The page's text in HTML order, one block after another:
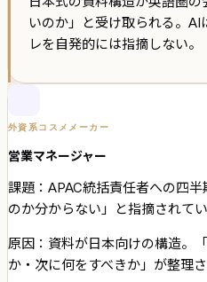
いのか」と受け取られる。
レを自発的には指摘しない。
外資系コスメメーカー
営業マネージャー
課題： APAC統括責任者への四
のか分からない」と指摘されてい
原因： 資料が日本向けの構造。
か・次に何をすべきか」が整理